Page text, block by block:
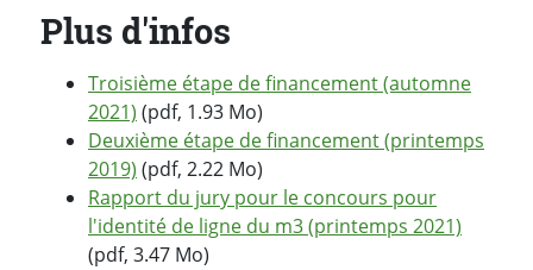
Plus d'infos
Troisième étape de financement (automne
2021) (pdf, 1.93 Mo)
Deuxième étape de financement (printemps
2019) (pdf, 2.22 Mo)
Rapport du jury pour le concours pour
l'identité de ligne du m3 (printemps 2021)
(pdf, 3.47 Mo)